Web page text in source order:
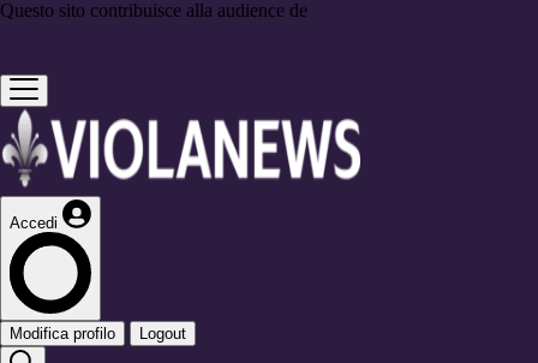
Questo sito contribuisce alla audience de
Accedi
Modifica profilo Logout